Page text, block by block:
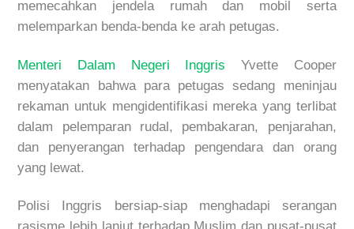
memecahkan jendela rumah dan mobil serta
melemparkan benda-benda ke arah petugas.
Menteri Dalam Negeri Inggris Yvette Cooper
menyatakan bahwa para petugas sedang meninjau
rekaman untuk mengidentifikasi mereka yang terlibat
dalam pelemparan rudal, pembakaran, penjarahan,
dan penyerangan terhadap pengendara dan orang
yang lewat.
Polisi Inggris bersiap-siap menghadapi serangan
rasisme lebih lanjut terhadap Muslim dan pusat-pusat